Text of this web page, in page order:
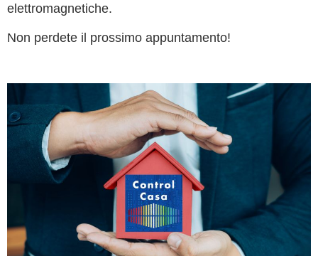
elettromagnetiche.
Non perdete il prossimo appuntamento!